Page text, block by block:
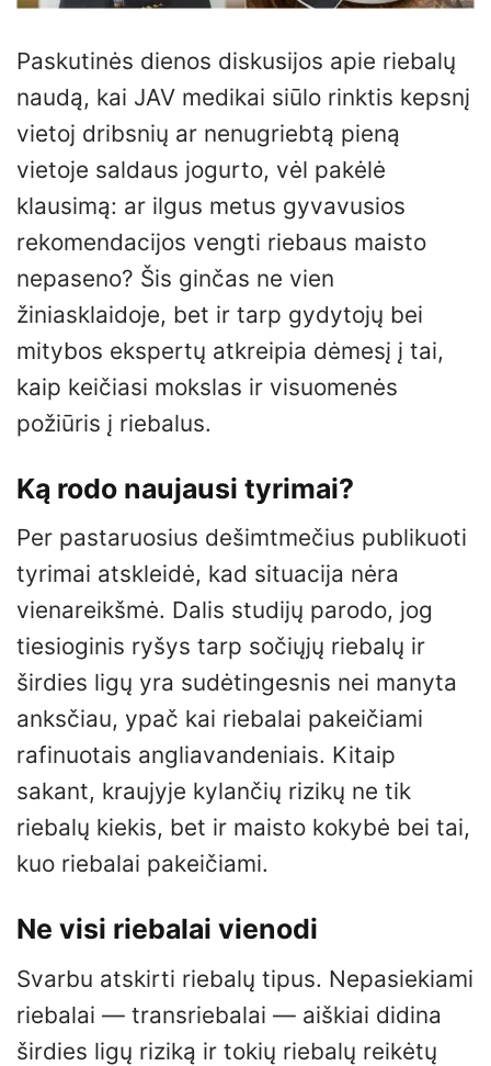
Paskutinės dienos diskusijos apie riebalų
naudą, kai JAV medikai siūlo rinktis kepsnį
vietoj dribsnių ar nenugriebtą pieną
vietoje saldaus jogurto, vėl pakėlė
klausimą: ar ilgus metus gyvavusios
rekomendacijos vengti riebaus maisto
nepaseno? Šis ginčas ne vien
žiniasklaidoje, bet ir tarp gydytojų bei
mitybos ekspertų atkreipia dėmesį į tai,
kaip keičiasi mokslas ir visuomenės
požiūris į riebalus.
Ką rodo naujausi tyrimai?
Per pastaruosius dešimtmečius publikuoti
tyrimai atskleidė, kad situacija nėra
vienareikšmė. Dalis studijų parodo, jog
tiesioginis ryšys tarp sočiųjų riebalų ir
širdies ligų yra sudėtingesnis nei manyta
anksčiau, ypač kai riebalai pakeičiami
rafinuotais angliavandeniais. Kitaip
sakant, kraujyje kylančių rizikų ne tik
riebalų kiekis, bet ir maisto kokybė bei tai,
kuo riebalai pakeičiami.
Ne visi riebalai vienodi
Svarbu atskirti riebalų tipus. Nepasiekiami
riebalai — transriebalai — aiškiai didina
širdies ligų riziką ir tokių riebalų reikėtų